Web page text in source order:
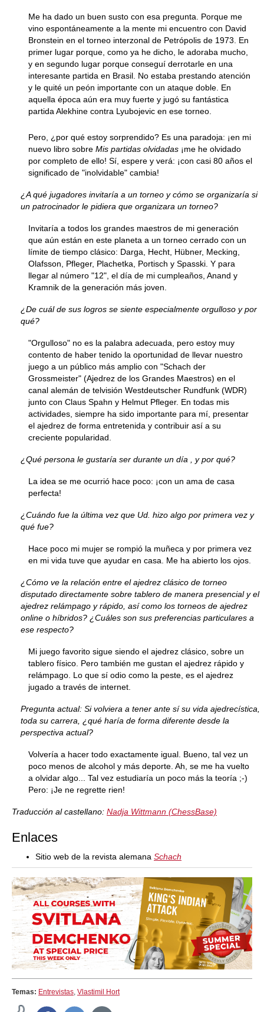
Me ha dado un buen susto con esa pregunta. Porque me
vino espontáneamente a la mente mi encuentro con David
Bronstein en el torneo interzonal de Petrópolis de 1973. En
primer lugar porque, como ya he dicho, le adoraba mucho,
y en segundo lugar porque conseguí derrotarle en una
interesante partida en Brasil. No estaba prestando atención
y le quité un peón importante con un ataque doble. En
aquella época aún era muy fuerte y jugó su fantástica
partida Alekhine contra Lyubojevic en ese torneo.
Pero, ¿por qué estoy sorprendido? Es una paradoja: ¡en mi
nuevo libro sobre Mis partidas olvidadas ¡me he olvidado
por completo de ello! Sí, espere y verá: ¡con casi 80 años el
significado de "inolvidable" cambia!
¿A qué jugadores invitaría a un torneo y cómo se organizaría si
un patrocinador le pidiera que organizara un torneo?
Invitaría a todos los grandes maestros de mi generación
que aún están en este planeta a un torneo cerrado con un
límite de tiempo clásico: Darga, Hecht, Hübner, Mecking,
Olafsson, Pfleger, Plachetka, Portisch y Spasski. Y para
llegar al número "12", el día de mi cumpleaños, Anand y
Kramnik de la generación más joven.
¿De cuál de sus logros se siente especialmente orgulloso y por
qué?
"Orgulloso" no es la palabra adecuada, pero estoy muy
contento de haber tenido la oportunidad de llevar nuestro
juego a un público más amplio con "Schach der
Grossmeister" (Ajedrez de los Grandes Maestros) en el
canal alemán de telvisión Westdeutscher Rundfunk (WDR)
junto con Claus Spahn y Helmut Pfleger. En todas mis
actividades, siempre ha sido importante para mí, presentar
el ajedrez de forma entretenida y contribuir así a su
creciente popularidad.
¿Qué persona le gustaría ser durante un día , y por qué?
La idea se me ocurrió hace poco: ¡con un ama de casa
perfecta!
¿Cuándo fue la última vez que Ud. hizo algo por primera vez y
qué fue?
Hace poco mi mujer se rompió la muñeca y por primera vez
en mi vida tuve que ayudar en casa. Me ha abierto los ojos.
¿Cómo ve la relación entre el ajedrez clásico de torneo
disputado directamente sobre tablero de manera presencial y el
ajedrez relámpago y rápido, así como los torneos de ajedrez
online o híbridos? ¿Cuáles son sus preferencias particulares a
ese respecto?
Mi juego favorito sigue siendo el ajedrez clásico, sobre un
tablero físico. Pero también me gustan el ajedrez rápido y
relámpago. Lo que sí odio como la peste, es el ajedrez
jugado a través de internet.
Pregunta actual: Si volviera a tener ante sí su vida ajedrecística,
toda su carrera, ¿qué haría de forma diferente desde la
perspectiva actual?
Volvería a hacer todo exactamente igual. Bueno, tal vez un
poco menos de alcohol y más deporte. Ah, se me ha vuelto
a olvidar algo... Tal vez estudiaría un poco más la teoría ;-)
Pero: ¡Je ne regrette rien!
Traducción al castellano: Nadja Wittmann (ChessBase)
Enlaces
Sitio web de la revista alemana Schach
Temas: Entrevistas, Vlastimil Hort